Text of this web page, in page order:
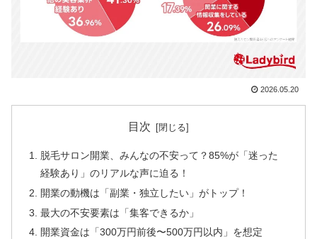
2026.05.20
目次
脱毛サロン開業、みんなの不安って？85%が「迷った
経験あり」のリアルな声に迫る！
開業の動機は「副業・独立したい」がトップ！
最大の不安要素は「集客できるか」
開業資金は「300万円前後〜500万円以内」を想定